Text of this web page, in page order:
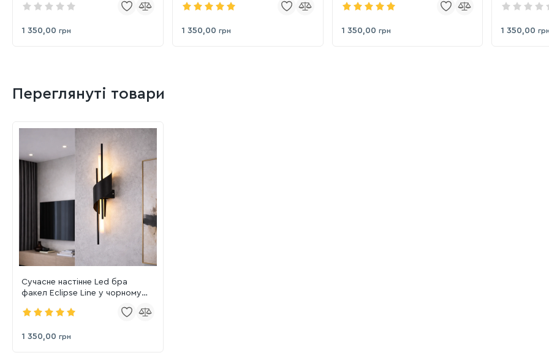
1 350,00 грн 1 350,00 грн
(B1833GDWALL)
1 350,00 грн 1 350,00 грн
Переглянуті товари
Сучасне настінне Led бра
факел Eclipse Line у ​​чорному
1 350,00 грн